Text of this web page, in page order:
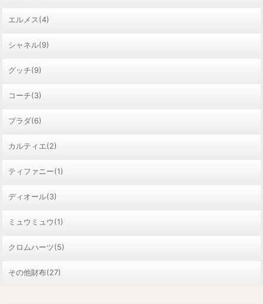
エルメス(4)
シャネル(9)
グッチ(9)
コーチ(3)
プラダ(6)
カルティエ(2)
ティファニー(1)
ディオール(3)
ミュウミュウ(1)
クロムハーツ(5)
その他財布(27)